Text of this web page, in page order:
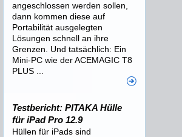
angeschlossen werden sollen,
dann kommen diese auf
Portabilität ausgelegten
Lösungen schnell an ihre
Grenzen. Und tatsächlich: Ein
Mini-PC wie der ACEMAGIC T8
PLUS ...
Testbericht: PITAKA Hülle
für iPad Pro 12.9
Hüllen für iPads sind